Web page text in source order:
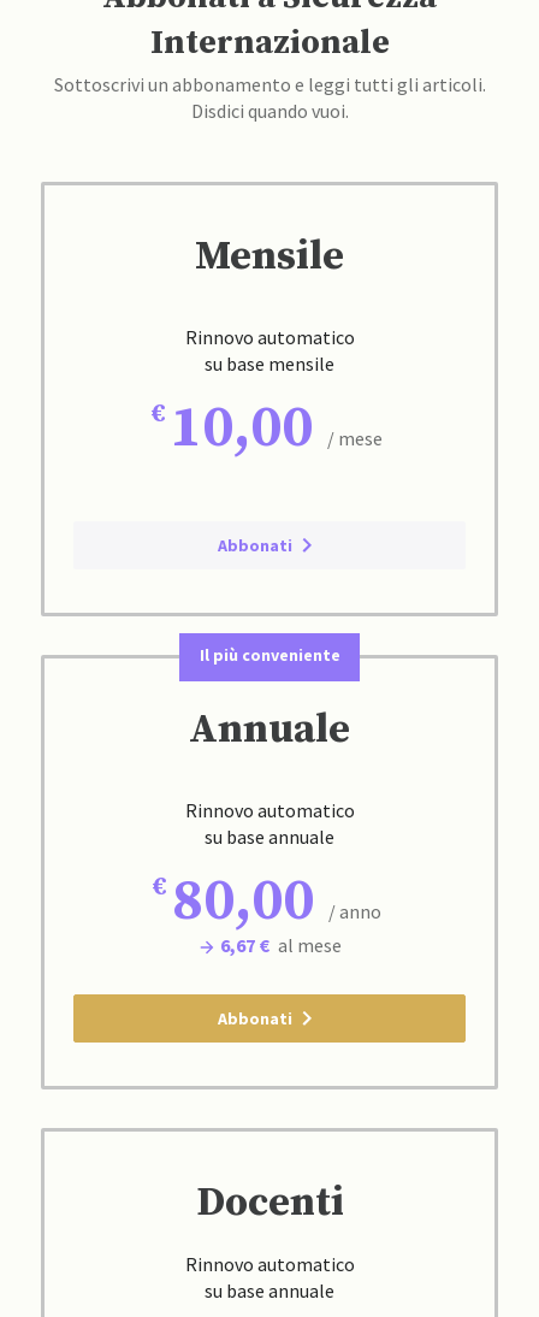
Internazionale
Sottoscrivi un abbonamento e leggi tutti gli articoli.
Disdici quando vuoi.
Mensile
Rinnovo automatico
su base mensile
10,00 / mese
Abbonati
Il più conveniente
Annuale
Rinnovo automatico
su base annuale
80,00
/ anno
6,67 € al mese
Abbonati
Docenti
Rinnovo automatico
su base annuale